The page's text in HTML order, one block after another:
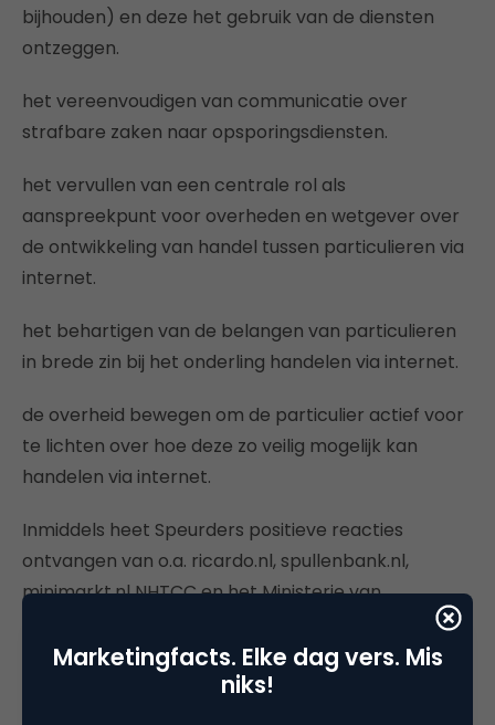
bijhouden) en deze het gebruik van de diensten
ontzeggen.
het vereenvoudigen van communicatie over
strafbare zaken naar opsporingsdiensten.
het vervullen van een centrale rol als
aanspreekpunt voor overheden en wetgever over
de ontwikkeling van handel tussen particulieren via
internet.
het behartigen van de belangen van particulieren
in brede zin bij het onderling handelen via internet.
de overheid bewegen om de particulier actief voor
te lichten over hoe deze zo veilig mogelijk kan
handelen via internet.
Inmiddels heet Speurders positieve reacties
ontvangen van o.a. ricardo.nl, spullenbank.nl,
minimarkt.nl NHTCC en het Ministerie van
Marketingfacts. Elke dag vers. Mis
niks!